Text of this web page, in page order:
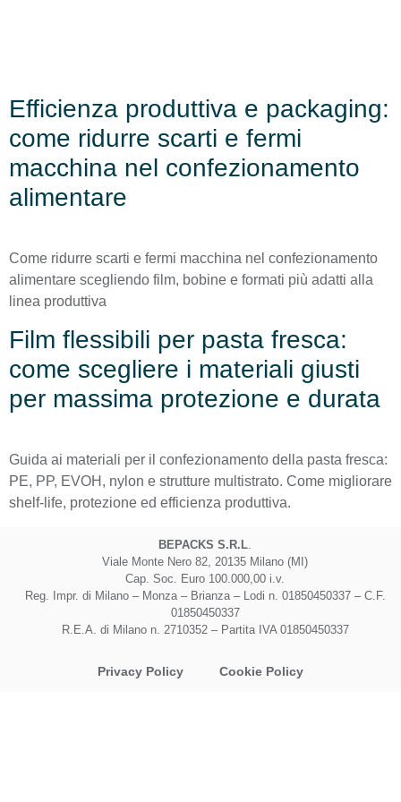
Efficienza produttiva e packaging:
come ridurre scarti e fermi
macchina nel confezionamento
alimentare
Come ridurre scarti e fermi macchina nel confezionamento
alimentare scegliendo film, bobine e formati più adatti alla
linea produttiva
Film flessibili per pasta fresca:
come scegliere i materiali giusti
per massima protezione e durata
Guida ai materiali per il confezionamento della pasta fresca:
PE, PP, EVOH, nylon e strutture multistrato. Come migliorare
shelf-life, protezione ed efficienza produttiva.
BEPACKS S.R.L
Viale Monte Nero 82, 20135 Milano (MI)
Cap. Soc. Euro 100.000,00 i.v.
Reg. Impr. di Milano – Monza – Brianza – Lodi n. 01850450337 – C.F.
01850450337
R.E.A. di Milano n. 2710352 – Partita IVA 01850450337
Privacy Policy Cookie Policy